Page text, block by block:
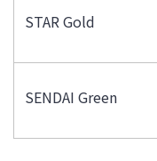
STAR Gold
SENDAI Green